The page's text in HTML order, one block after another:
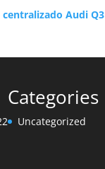
Audi Q3
Categories
Uncategorized